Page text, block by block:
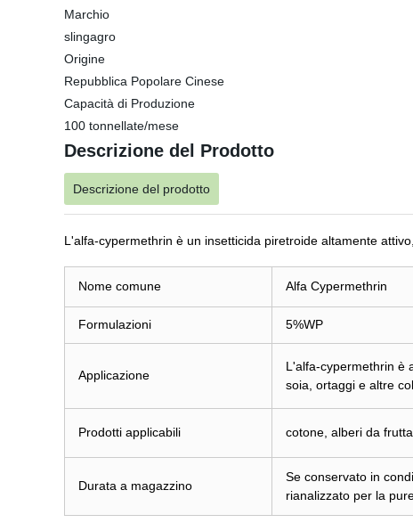
Marchio
slingagro
Origine
Repubblica Popolare Cinese
Capacità di Produzione
100 tonnellate/mese
Descrizione del Prodotto
Descrizione del prodotto
L'alfa-cypermethrin è un insetticida piretroide altamente
Nome comune Alfa Cypermethrin
Formulazioni 5%WP
Applicazione
L'alfa-cypermethrin è
soia, ortaggi e altre
Prodotti applicabili cotone, alberi da
Durata a magazzino
Se conservato in
rianalizzato per la